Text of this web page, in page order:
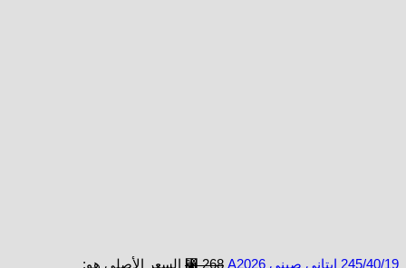
245/40/19 ابتاني صيني A2026 ⃁268
السعر الأصلي هو: